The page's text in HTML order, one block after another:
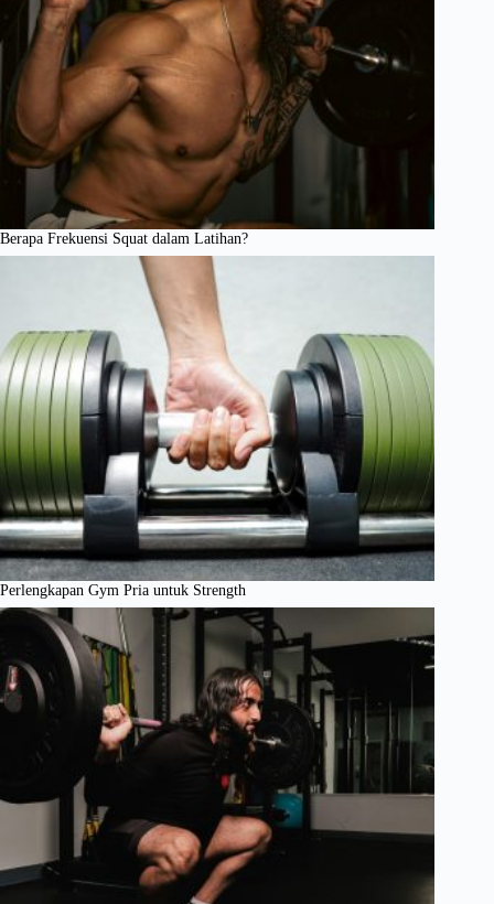
Berapa Frekuensi Squat dalam Latihan?
Perlengkapan Gym Pria untuk Strength